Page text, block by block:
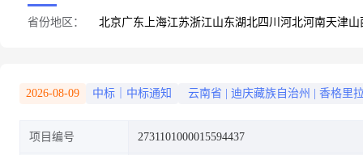
省份地区： 北京广东 上海江苏浙江山东湖北四川 河北河南天津山
2026-08-09 中标｜中标通知 云南省 迪庆藏族自治州 香格里
项目编号 2731101000015594437